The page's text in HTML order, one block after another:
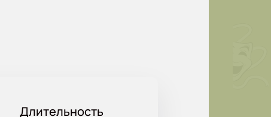
Длительность